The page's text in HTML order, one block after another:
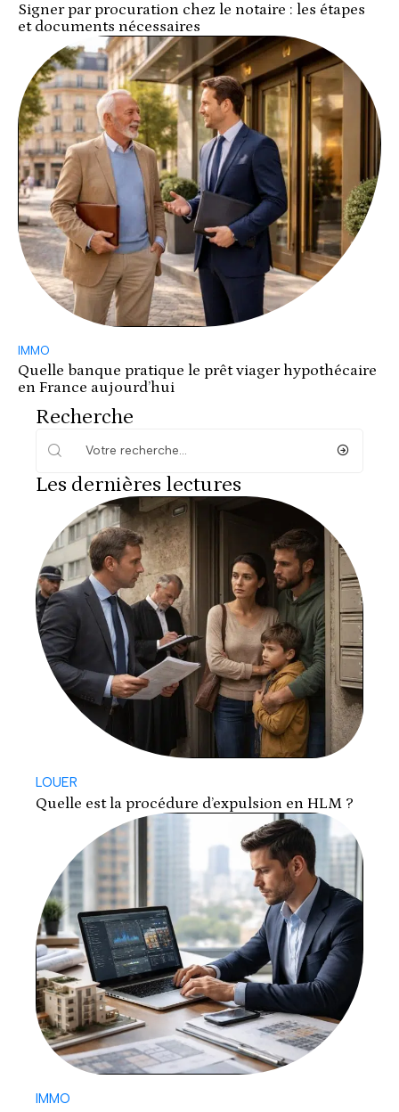
Signer par procuration chez le notaire : les étapes
et documents nécessaires
IMMO
Quelle banque pratique le prêt viager hypothécaire
en France aujourd’hui
Recherche
Les dernières lectures
LOUER
Quelle est la procédure d’expulsion en HLM ?
IMMO